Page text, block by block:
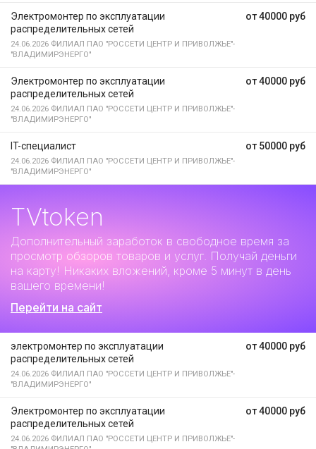
от 40000 руб
Электромонтер по эксплуатации
распределительных сетей
24.06.2026 ФИЛИАЛ ПАО "РОССЕТИ ЦЕНТР И ПРИВОЛЖЬЕ"-
"ВЛАДИМИРЭНЕРГО"
от 40000 руб
Электромонтер по эксплуатации
распределительных сетей
24.06.2026 ФИЛИАЛ ПАО "РОССЕТИ ЦЕНТР И ПРИВОЛЖЬЕ"-
"ВЛАДИМИРЭНЕРГО"
от 50000 руб
IT-специалист
24.06.2026 ФИЛИАЛ ПАО "РОССЕТИ ЦЕНТР И ПРИВОЛЖЬЕ"-
"ВЛАДИМИРЭНЕРГО"
TVtoken
Дополнительный заработок в свободное время за
просмотр обзоров товаров и услуг. Получай деньги
на карту! Никаких вложений, кроме 5 минут в день
вашего времени!
Перейти на сайт
от 40000 руб
электромонтер по эксплуатации
распределительных сетей
24.06.2026 ФИЛИАЛ ПАО "РОССЕТИ ЦЕНТР И ПРИВОЛЖЬЕ"-
"ВЛАДИМИРЭНЕРГО"
от 40000 руб
Электромонтер по эксплуатации
распределительных сетей
24.06.2026 ФИЛИАЛ ПАО "РОССЕТИ ЦЕНТР И ПРИВОЛЖЬЕ"-